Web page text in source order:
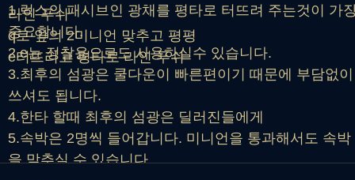
라인 푸쉬
q로 앞의 2미니언 맞추고 평평
e터뜨리고 평타로 라인 푸쉬
1.럭스의 패시브인 광채를 평타로 터뜨려 주는것이 가
중요합니다.
2.e는 정찰용으로도 사용하실수 있습니다.
3.최후의 섬광은 쿨다운이 빠른편이기 때문에 부담없이
쓰셔도 됩니다.
4.한타 할때 최후의 섬광은 딜러진들에게
5.속박은 2명씩 들어갑니다. 미니언을 통과해서도 속박
을 맞추실 수 있습니다.